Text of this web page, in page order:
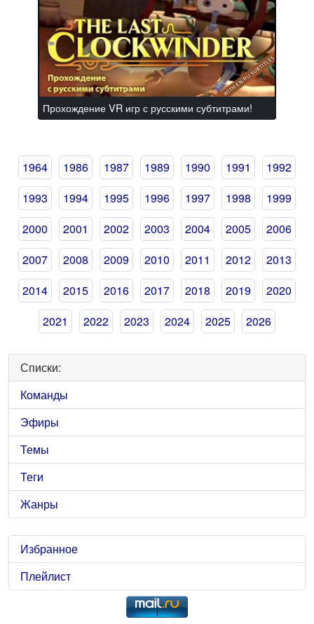
Прохождение VR игр с русскими субтитрами!
1964 1986 1987 1989 1990 1991
1992
1993
1994 1995 1996 1997 1998
1999
2000
2001 2002 2003 2004 2005
2006
2007
2008 2009 2010 2011 2012
2013
2014
2015 2016 2017 2018 2019
2020
2021
2022 2023 2024 2025 2026
Списки:
Команды
Эфиры
Темы
Теги
Жанры
Избранное
Плейлист